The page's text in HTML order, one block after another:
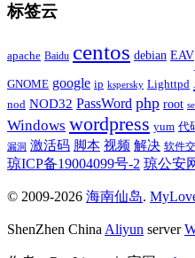
标签云
apache Baidu centos debian EAV
GNOME google ip kspersky Lighttpd
nod NOD32 PassWord php root
Windows wordpress yum 代
漏洞 激活码 脚本 视频 解决 软件
琼ICP备19004099号-2 琼公安
© 2009-2026 海南仙岛.
ShenZhen China Aliyun server